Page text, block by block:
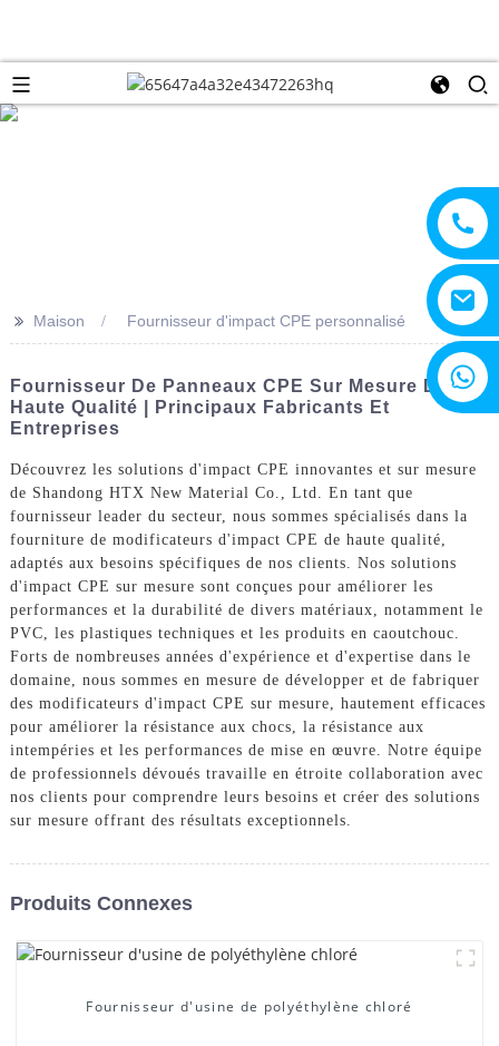
>> Maison Fournisseur d'impact CPE personnalisé
Fournisseur De Panneaux CPE Sur Mesure De
Haute Qualité | Principaux Fabricants Et
Entreprises
Découvrez les solutions d'impact CPE innovantes et sur mesure
de Shandong HTX New Material Co., Ltd. En tant que
fournisseur leader du secteur, nous sommes spécialisés dans la
fourniture de modificateurs d'impact CPE de haute qualité,
adaptés aux besoins spécifiques de nos clients. Nos solutions
d'impact CPE sur mesure sont conçues pour améliorer les
performances et la durabilité de divers matériaux, notamment le
PVC, les plastiques techniques et les produits en caoutchouc.
Forts de nombreuses années d'expérience et d'expertise dans le
domaine, nous sommes en mesure de développer et de fabriquer
des modificateurs d'impact CPE sur mesure, hautement efficaces
pour améliorer la résistance aux chocs, la résistance aux
intempéries et les performances de mise en œuvre. Notre équipe
de professionnels dévoués travaille en étroite collaboration avec
nos clients pour comprendre leurs besoins et créer des solutions
sur mesure offrant des résultats exceptionnels.
Produits Connexes
Fournisseur d'usine de polyéthylène chloré